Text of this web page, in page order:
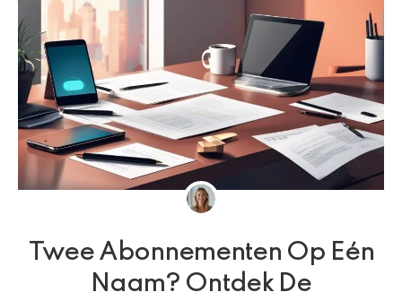
Twee Abonnementen Op Eén
Naam? Ontdek De